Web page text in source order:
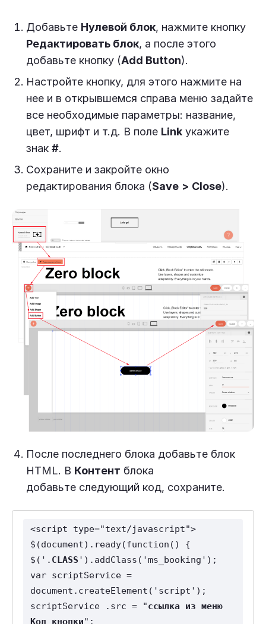
Добавьте Нулевой блок, нажмите кнопку
Редактировать блок, а после этого
добавьте кнопку (Add Button).
Настройте кнопку, для этого нажмите на
нее и в открывшемся справа меню задайте
все необходимые параметры: название,
цвет, шрифт и т.д. В поле Link укажите
знак #.
Сохраните и закройте окно
редактирования блока (Save > Close).
После последнего блока добавьте блок
HTML. В Контент блока
добавьте следующий код, сохраните.
<script type="text/javascript">
$(document).ready(function() {
$('. CLASS ').addClass('ms_booking');
var scriptService =
document.createElement('script');
scriptService .src = "ссылка из меню
Код кнопки";